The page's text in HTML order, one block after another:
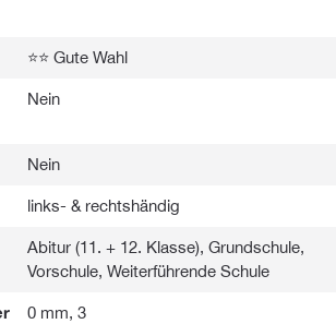
⭐⭐ Gute Wahl
Nein
Nein
links- & rechtshändig
Abitur (11. + 12. Klasse), Grundschule,
Vorschule, Weiterführende Schule
0 mm, 3